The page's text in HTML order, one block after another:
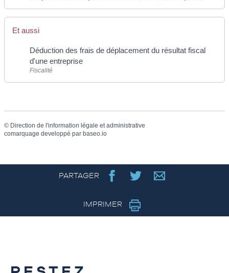
Et aussi
Déduction des frais de déplacement du résultat fiscal
d'une entreprise
Fiscalité
© Direction de l'information légale et administrative
comarquage developpé par baseo.io
PARTAGER
IMPRIMER